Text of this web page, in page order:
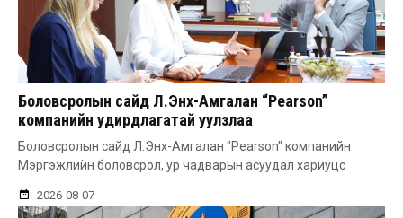
Боловсролын сайд Л.Энх-Амгалан “Pearson”
компанийн удирдлагатай уулзлаа
Боловсролын сайд Л.Энх-Амгалан "Pearson" компанийн
Мэргэжлийн боловсрол, ур чадварын асуудал хариуцс
2026-08-07